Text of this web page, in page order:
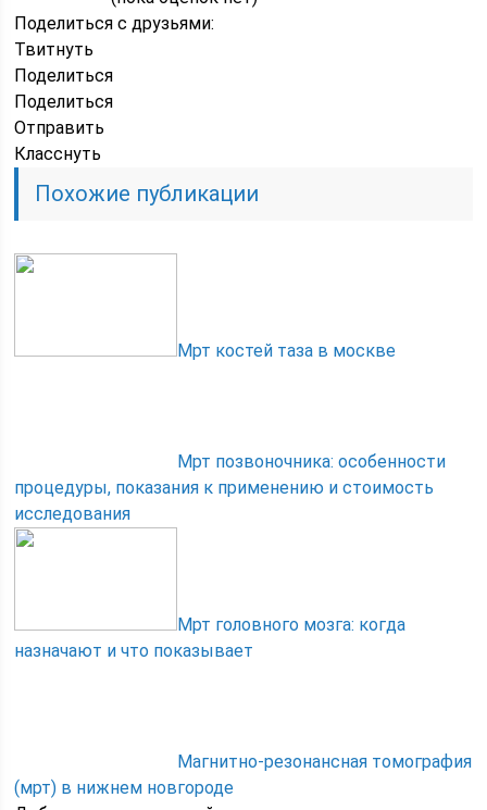
Поделиться с друзьями:
Твитнуть
Поделиться
Поделиться
Отправить
Класснуть
Похожие публикации
Мрт костей таза в москве
Мрт позвоночника: особенности
процедуры, показания к применению и стоимость
исследования
Мрт головного мозга: когда
назначают и что показывает
Магнитно-резонансная томография
(мрт) в нижнем новгороде